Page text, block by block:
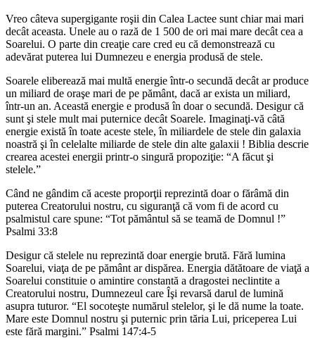
Vreo câteva supergigante roşii din Calea Lactee sunt chiar mai mari
decât aceasta. Unele au o rază de 1 500 de ori mai mare decât cea a
Soarelui. O parte din creaţie care cred eu că demonstrează cu
adevărat puterea lui Dumnezeu e energia produsă de stele.
Soarele eliberează mai multă energie într-o secundă decât ar produce
un miliard de oraşe mari de pe pământ, dacă ar exista un miliard,
într-un an. Această energie e produsă în doar o secundă. Desigur că
sunt şi stele mult mai puternice decât Soarele. Imaginaţi-vă câtă
energie există în toate aceste stele, în miliardele de stele din galaxia
noastră şi în celelalte miliarde de stele din alte galaxii ! Biblia descrie
crearea acestei energii printr-o singură propoziţie: “A făcut şi
stelele.”
Când ne gândim că aceste proporţii reprezintă doar o fărâmă din
puterea Creatorului nostru, cu siguranţă că vom fi de acord cu
psalmistul care spune: “Tot pământul să se teamă de Domnul !”
Psalmi 33:8
Desigur că stelele nu reprezintă doar energie brută. Fără lumina
Soarelui, viaţa de pe pământ ar dispărea. Energia dătătoare de viaţă a
Soarelui constituie o amintire constantă a dragostei neclintite a
Creatorului nostru, Dumnezeul care Îşi revarsă darul de lumină
asupra tuturor. “El socoteşte numărul stelelor, şi le dă nume la toate.
Mare este Domnul nostru şi puternic prin tăria Lui, priceperea Lui
este fără margini.” Psalmi 147:4-5